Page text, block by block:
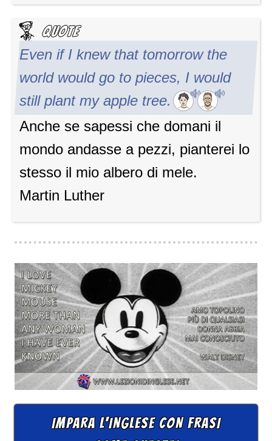
Even if I knew that tomorrow the
world would go to pieces, I would
still plant my apple tree.
Anche se sapessi che domani il
mondo andasse a pezzi, pianterei lo
stesso il mio albero di mele.
Martin Luther
IMPARA L'INGLESE CON FRASI